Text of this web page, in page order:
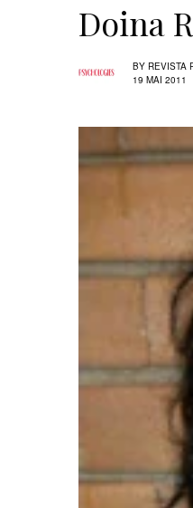
Doina
BY REVISTA
19 MAI 2011